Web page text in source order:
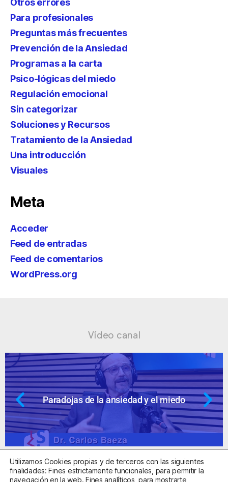
Otros errores
Para profesionales
Preguntas más frecuentes
Prevención de la Ansiedad
Programas a la carta
Psico-lógicas del miedo
Regulación emocional
Sin categorizar
Soluciones y Recursos
Tratamiento de la Ansiedad
Una introducción
Visuales
Meta
Acceder
Feed de entradas
Feed de comentarios
WordPress.org
Vídeo canal
y el miedo Ansiedad: supuestos
Utilizamos Cookies propias y de terceros con las siguientes
finalidades: Fines estrictamente funcionales, para permitir la
navegación en la web. Fines analíticos, para mostrarte